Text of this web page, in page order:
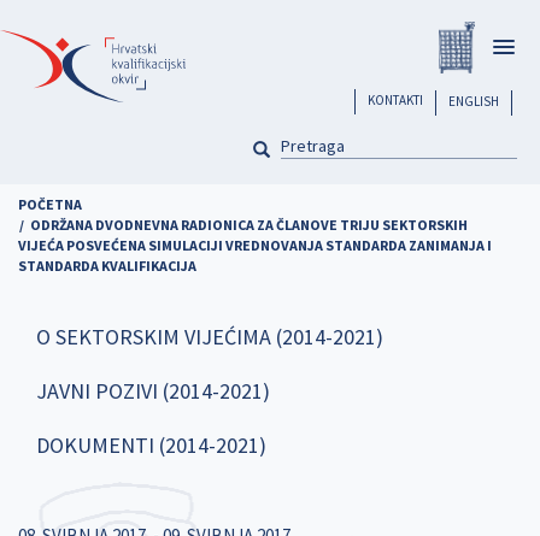
na
glavni
sadržaj
ENGLISH
header
KONTAKTI
PRETRAGA
POČETNA
ODRŽANA DVODNEVNA RADIONICA ZA ČLANOVE TRIJU SEKTORSKIH
VIJEĆA POSVEĆENA SIMULACIJI VREDNOVANJA STANDARDA ZANIMANJA I
STANDARDA KVALIFIKACIJA
O SEKTORSKIM VIJEĆIMA (2014-2021)
JAVNI POZIVI (2014-2021)
DOKUMENTI (2014-2021)